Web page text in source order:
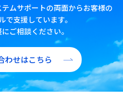
ムサポートの両面からお客様の
で支援しています。
ご相談ください。
わせはこちら